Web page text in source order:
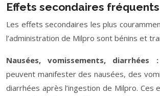
Effets secondaires fréquents
Les effets secondaires les plus
l’administration de Milpro sont bénins et
Nausées, vomissements, diarrhées :
peuvent manifester des nausées, des
diarrhées après l’ingestion de Milpro. Ces